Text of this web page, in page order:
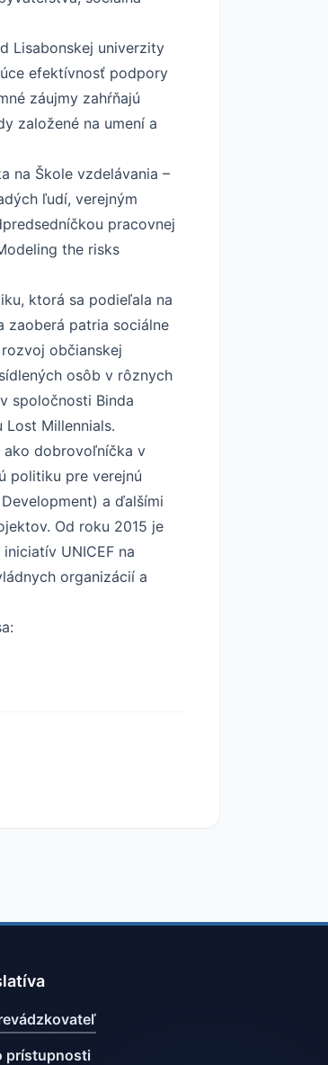
Lisabonskej univerzity
efektívnosť podpory
záujmy zahŕňajú
založené na umení a
na Škole vzdelávania –
ľudí, verejným
pracovnej
the risks
ktorá sa podieľala na
zaoberá patria sociálne
občianskej
osôb v rôznych
spoločnosti Binda
Millennials.
ako dobrovoľníčka v
politiku pre verejnú
a ďalšími
Od roku 2015 je
UNICEF na
organizácií a
prístupnosti